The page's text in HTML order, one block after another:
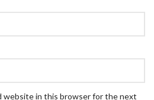
website in this browser for the next